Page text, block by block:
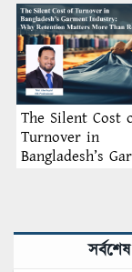
The Silent Cost
Turnover in
Bangladesh’s
সর্বশেষ